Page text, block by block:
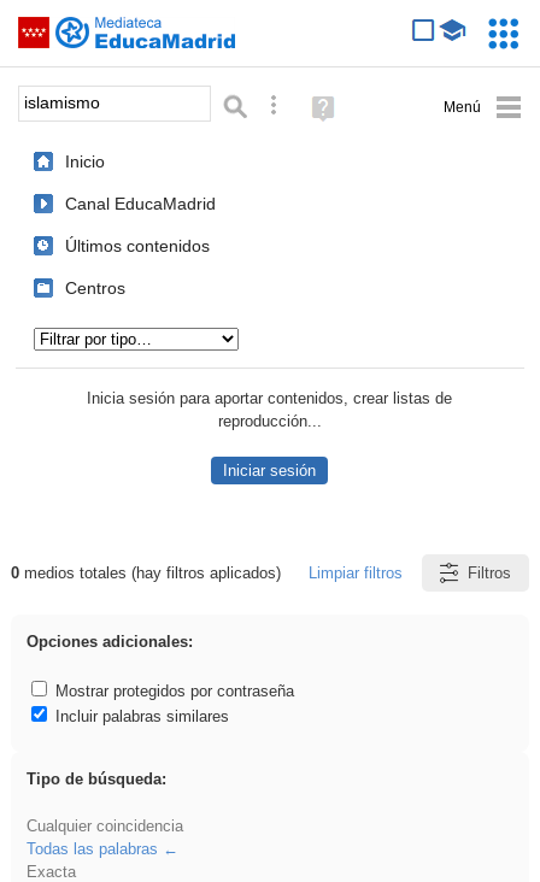
Saltar navegación
Palabra o frase: Búsqueda avanzada
Ayuda
(en
Inicio
Canal EducaMadrid
Últimos contenidos
Centros
Inicia sesión para aportar contenidos, crear listas de
reproducción...
Iniciar sesión
Resultados de: islamismo
0medios totales (hay filtros aplicados) Limpiar filtros Filtros
Opciones adicionales:
Mostrar protegidos por contraseña
Incluir palabras similares
Tipo de búsqueda:
Cualquier coincidencia
Todas las palabras
Exacta